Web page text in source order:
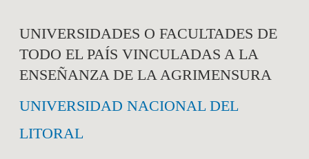
UNIVERSIDADES O FACULTADES DE
TODO EL PAÍS VINCULADAS A LA
ENSEÑANZA DE LA AGRIMENSURA
UNIVERSIDAD NACIONAL DEL
LITORAL